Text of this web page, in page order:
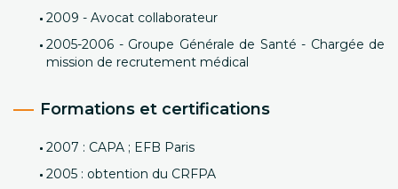
2009 - Avocat collaborateur
2005-2006 - Groupe Générale de Santé - Chargée de
mission de recrutement médical
Formations et certifications
2007 : CAPA ; EFB Paris
2005 : obtention du CRFPA